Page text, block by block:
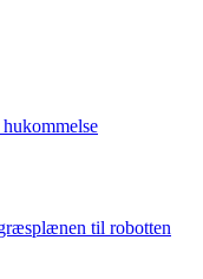
til robotten